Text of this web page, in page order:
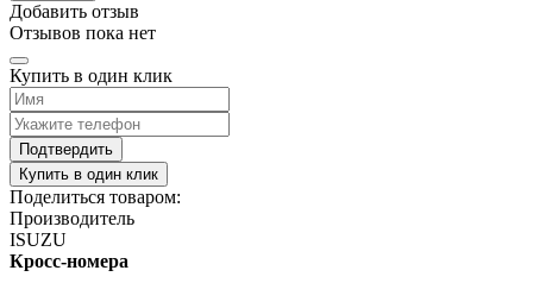
Добавить отзыв
Отзывов пока нет
Купить в один клик
Подтвердить
Купить в один клик
Поделиться товаром:
Производитель
ISUZU
Кросс-номера